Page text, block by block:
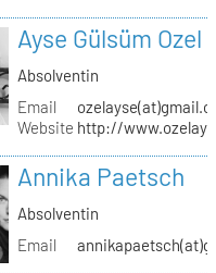
Ayse Gülsüm Ozel
Absolventin
Email
Website http://
Annika Paetsch
Absolventin
Email